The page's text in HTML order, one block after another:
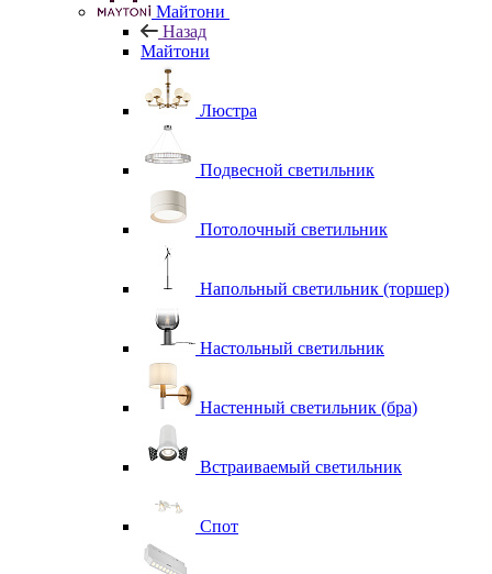
Майтони
Назад
Майтони
Люстра
Подвесной светильник
Потолочный светильник
Напольный светильник (торшер)
Настольный светильник
Настенный светильник (бра)
Встраиваемый светильник
Спот